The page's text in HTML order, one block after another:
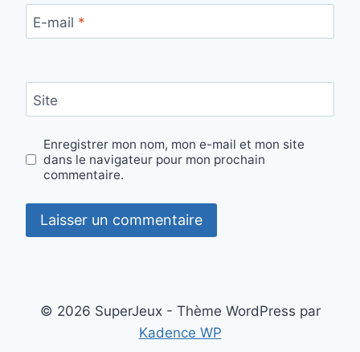
E-mail *
Site
Enregistrer mon nom, mon e-mail et mon site
dans le navigateur pour mon prochain
commentaire.
© 2026 SuperJeux - Thème WordPress par
Kadence WP